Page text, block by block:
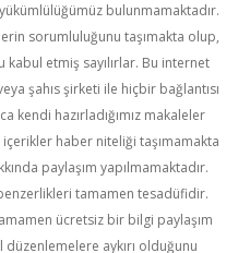
bulunmamaktadır.
sorumluluğunu taşımakta olup,
etmiş sayılırlar. Bu internet
şahıs şirketi ile hiçbir bağlantısı
kendi hazırladığımız makaleler
haber niteliği taşımamakta
paylaşım yapılmamaktadır.
tamamen tesadüfidir.
ücretsiz bir bilgi paylaşım
aykırı olduğunu